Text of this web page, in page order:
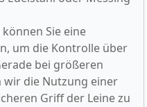
Sie eine
um die Kontrolle über
bei größeren
wir die Nutzung einer
Griff der Leine zu